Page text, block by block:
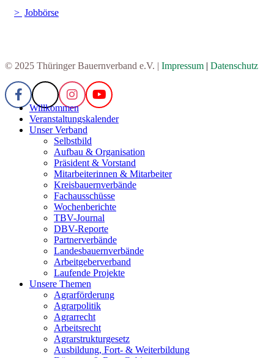
Jobbörse
© 2025 Thüringer Bauernverband e.V. | Impressum | Datenschutz
Willkommen
Veranstaltungskalender
Unser Verband
Selbstbild
Aufbau & Organisation
Präsident & Vorstand
Mitarbeiterinnen & Mitarbeiter
Kreisbauernverbände
Fachausschüsse
Wochenberichte
TBV-Journal
DBV-Reporte
Partnerverbände
Landesbauernverbände
Arbeitgeberverband
Laufende Projekte
Unsere Themen
Agrarförderung
Agrarpolitik
Agrarrecht
Arbeitsrecht
Agrarstrukturgesetz
Ausbildung, Fort- & Weiterbildung